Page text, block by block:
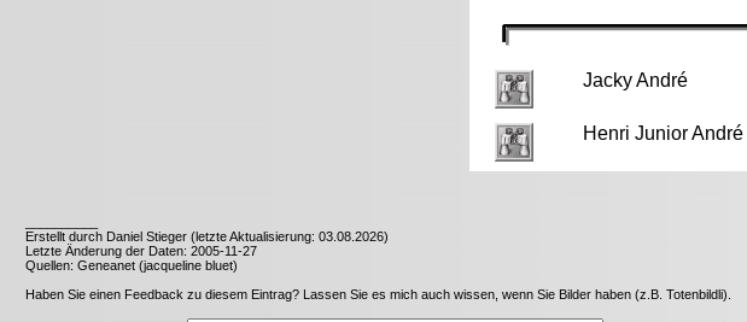
Jacky André
Henri Junior André
Erstellt durch Daniel Stieger (letzte Aktualisierung: 03.08.2026)
Letzte Änderung der Daten: 2005-11-27
Quellen: Geneanet (jacqueline bluet)
Haben Sie einen Feedback zu diesem Eintrag? Lassen Sie es mich auch wissen, wenn Sie Bilder haben (z.B. Totenbildli).